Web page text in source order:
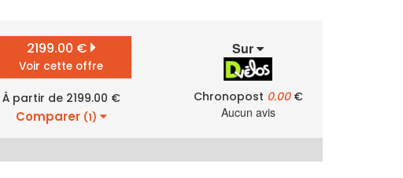
2199.00 €
Voir cette offre
À partir de 2199.00 €
Comparer (1)
Sur
Chronopost 0.00€
Aucun avis